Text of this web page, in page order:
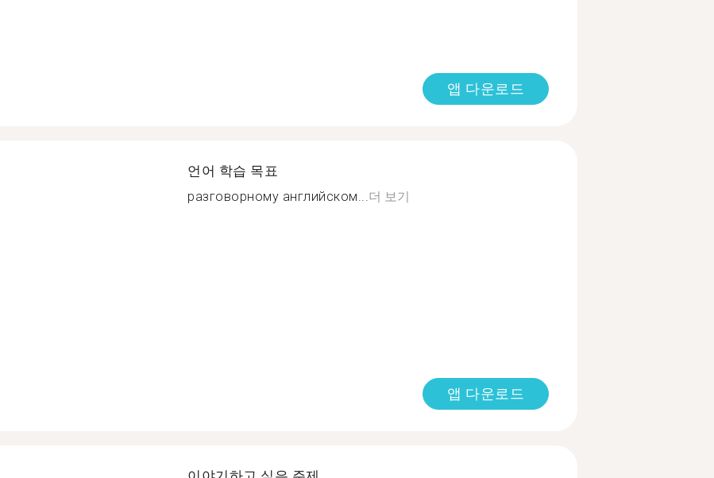
앱 다운로드
언어 학습 목표
разговорному английском...더 보기
앱 다운로드